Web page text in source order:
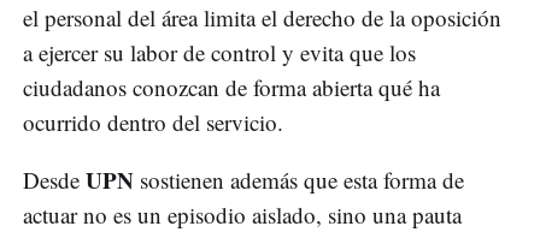
el personal del área limita el derecho de la oposición
a ejercer su labor de control y evita que los
ciudadanos conozcan de forma abierta qué ha
ocurrido dentro del servicio.
Desde UPN sostienen además que esta forma de
actuar no es un episodio aislado, sino una pauta